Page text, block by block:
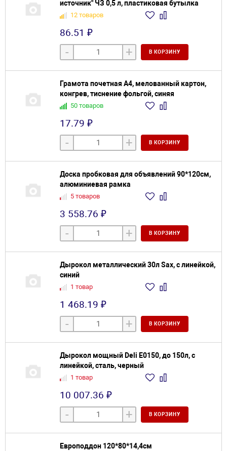
источник" ЧЗ 0,5 л, пластиковая бутылка
12 товаров
86.51 ₽
- + В КОРЗИНУ
Грамота почетная А4, мелованный картон,
конгрев, тиснение фольгой, синяя
50 товаров
17.79 ₽
- + В КОРЗИНУ
Доска пробковая для объявлений 90*120см,
алюминиевая рамка
5 товаров
3 558.76 ₽
- + В КОРЗИНУ
Дырокол металлический 30л Sax, с линейкой,
синий
1 товар
1 468.19 ₽
- + В КОРЗИНУ
Дырокол мощный Deli E0150, до 150л, с
линейкой, сталь, черный
1 товар
10 007.36 ₽
- + В КОРЗИНУ
Европоддон 120*80*14,4см